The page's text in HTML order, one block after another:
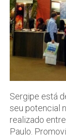
Sergipe está
seu potencial
realizado
Paulo.